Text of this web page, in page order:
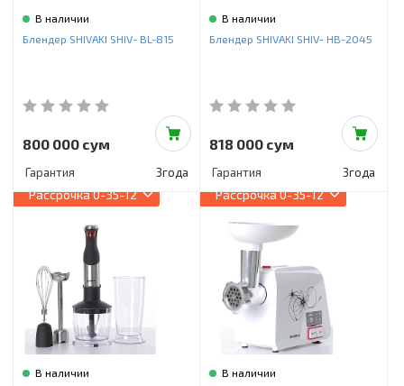
В наличии
Блендер SHIVAKI SHIV- BL-815
800 000 сум
Гарантия 3года
В наличии
Блендер SHIVAKI SHIV- HB-2045
818 000 сум
Гарантия 3года
Рассрочка0-35-12
В наличии
Рассрочка0-35-12
В наличии